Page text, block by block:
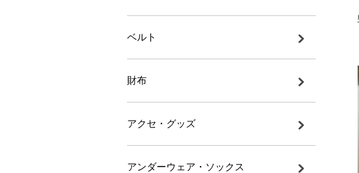
ベルト
財布
アクセ・グッズ
アンダーウェア・ソックス